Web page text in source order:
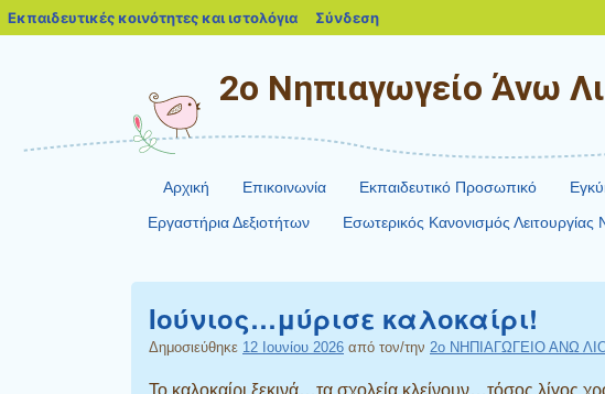
2ο Νηπιαγωγείο Άνω
Αρχική Επικοινωνία Εκπαιδευτικό Προσωπικό
Εργαστήρια Δεξιοτήτων
Εσωτερικός Κανονισμός Λειτουργίας
Ιούνιος…μύρισε καλοκαίρι!
Δημοσιεύθηκε 12 Ιουνίου 2026 από τον/την 2ο ΝΗΠΙΑΓΩΓΕΙΟ ΑΝΩ
Το καλοκαίρι ξεκινά…τα σχολεία κλείνουν…τόσος λίγος
Εκπαιδευτικές κοινότητες και ιστολόγια blogs.sch.gr
Σύνδεση